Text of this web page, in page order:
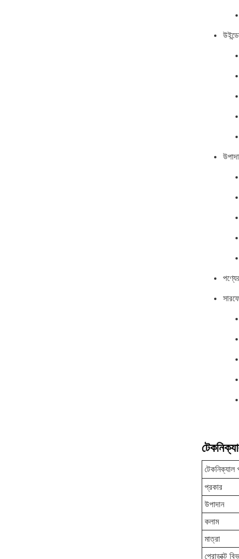
টেকনিক্যাল
প্রকার
উপাদান
কলাম
মাত্রা
প্রোডাক্ট